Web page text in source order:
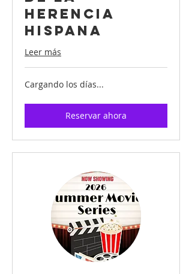
Herencia
Hispana
Leer más
Cargando los días...
Reservar ahora